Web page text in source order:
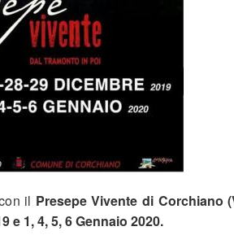
il Presepe Vivente di Corchiano
e 1, 4, 5, 6 Gennaio 2020.